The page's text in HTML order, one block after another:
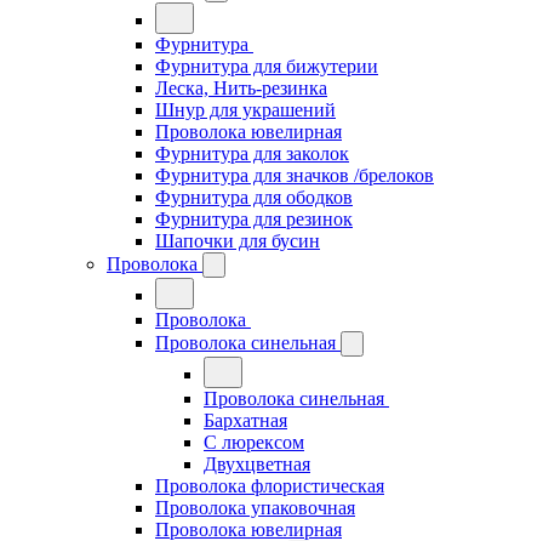
Фурнитура
Фурнитура для бижутерии
Леска, Нить-резинка
Шнур для украшений
Проволока ювелирная
Фурнитура для заколок
Фурнитура для значков /брелоков
Фурнитура для ободков
Фурнитура для резинок
Шапочки для бусин
Проволока
Проволока
Проволока синельная
Проволока синельная
Бархатная
С люрексом
Двухцветная
Проволока флористическая
Проволока упаковочная
Проволока ювелирная